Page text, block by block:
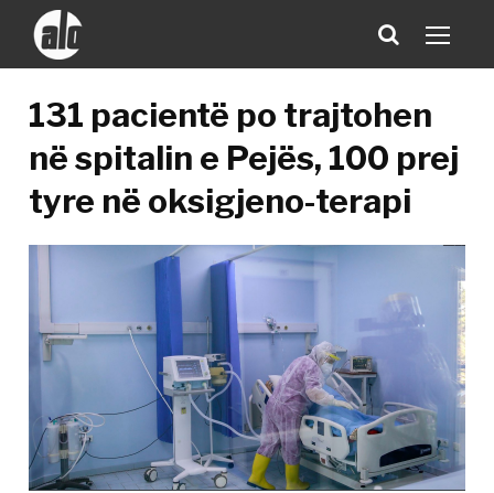
131 pacientë po trajtohen
në spitalin e Pejës, 100 prej
tyre në oksigjeno-terapi